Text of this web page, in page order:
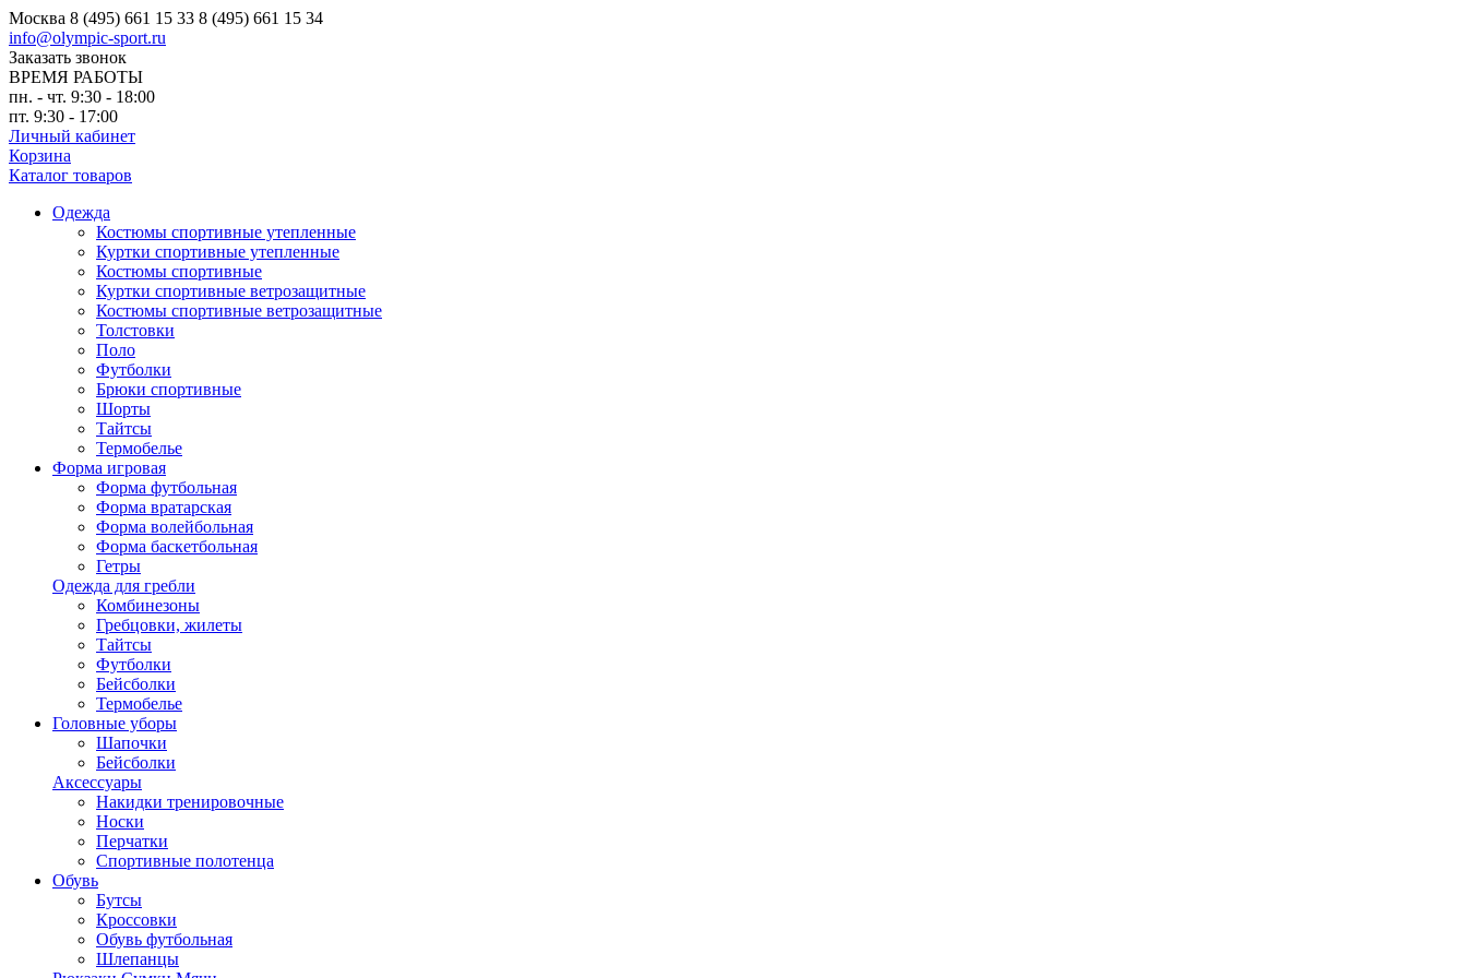
Москва 8 (495) 661 15 33 8 (495) 661 15 34
info@olympic-sport.ru
Заказать звонок
ВРЕМЯ РАБОТЫ
пн. - чт. 9:30 - 18:00
пт. 9:30 - 17:00
Личный кабинет
Корзина
Каталог товаров
Одежда
Костюмы спортивные утепленные
Куртки спортивные утепленные
Костюмы спортивные
Куртки спортивные ветрозащитные
Костюмы спортивные ветрозащитные
Толстовки
Поло
Футболки
Брюки спортивные
Шорты
Тайтсы
Термобелье
Форма игровая
Форма футбольная
Форма вратарская
Форма волейбольная
Форма баскетбольная
Гетры
Одежда для гребли
Комбинезоны
Гребцовки, жилеты
Тайтсы
Футболки
Бейсболки
Термобелье
Головные уборы
Шапочки
Бейсболки
Аксессуары
Накидки тренировочные
Носки
Перчатки
Спортивные полотенца
Обувь
Бутсы
Кроссовки
Обувь футбольная
Шлепанцы